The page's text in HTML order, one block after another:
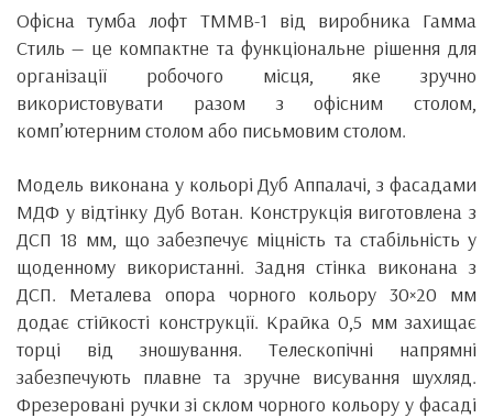
Офісна тумба лофт ТММВ-1 від виробника Гамма
Стиль — це компактне та функціональне рішення для
організації робочого місця, яке зручно
використовувати разом з офісним столом,
комп’ютерним столом або письмовим столом.
Модель виконана у кольорі Дуб Аппалачі, з фасадами
МДФ у відтінку Дуб Вотан. Конструкція виготовлена з
ДСП 18 мм, що забезпечує міцність та стабільність у
щоденному використанні. Задня стінка виконана з
ДСП. Металева опора чорного кольору 30×20 мм
додає стійкості конструкції. Крайка 0,5 мм захищає
торці від зношування. Телескопічні напрямні
забезпечують плавне та зручне висування шухляд.
Фрезеровані ручки зі склом чорного кольору у фасаді